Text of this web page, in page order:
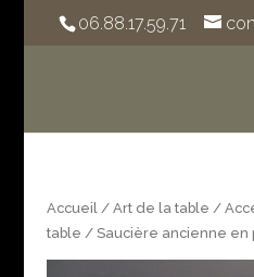
06.88.17.59.71
Accueil/ Art de la table /
table / Saucière ancienne en